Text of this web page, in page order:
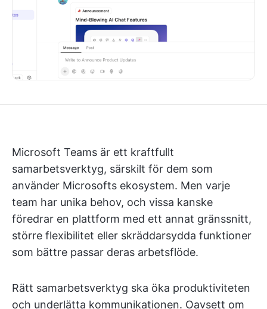
Microsoft Teams är ett kraftfullt
samarbetsverktyg, särskilt för dem som
använder Microsofts ekosystem. Men varje
team har unika behov, och vissa kanske
föredrar en plattform med ett annat gränssnitt,
större flexibilitet eller skräddarsydda funktioner
som bättre passar deras arbetsflöde.
Rätt samarbetsverktyg ska öka produktiviteten
och underlätta kommunikationen. Oavsett om